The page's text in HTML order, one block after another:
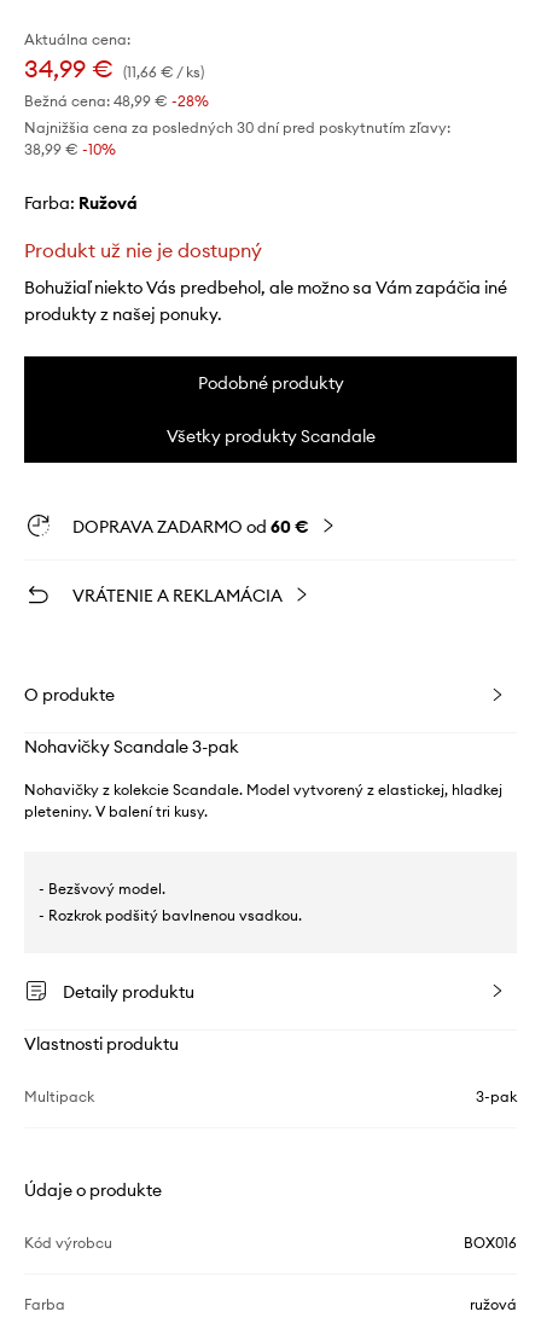
Aktuálna cena:
34,99 € (11,66 € / ks)
Bežná cena: 48,99 € -28%
Najnižšia cena za posledných 30 dní pred poskytnutím zľavy:
38,99 € -10%
Farba: ružová
Produkt už nie je dostupný
Bohužiaľ niekto Vás predbehol, ale možno sa Vám zapáčia iné
produkty z našej ponuky.
Podobné produkty
Všetky produkty Scandale
DOPRAVA ZADARMO od 60 €
VRÁTENIE A REKLAMÁCIA
O produkte
Nohavičky Scandale 3-pak
Nohavičky z kolekcie Scandale. Model vytvorený z elastickej, hladkej
pleteniny. V balení tri kusy.
- Bezšvový model.
- Rozkrok podšitý bavlnenou vsadkou.
Detaily produktu
Vlastnosti produktu
Multipack 3-pak
Údaje o produkte
Kód výrobcu BOX016
Farba ružová